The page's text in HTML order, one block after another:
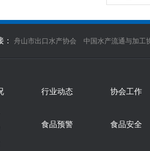
舟山市出口水产协会 中国水产流通与加工
行业动态 协会工作
食品预警 食品安全